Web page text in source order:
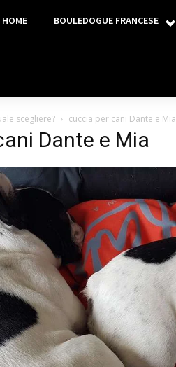
HOME BOULEDOGUE FRANCESE
scegliere? cuccia per cani Dante e Mia
Dante e Mia